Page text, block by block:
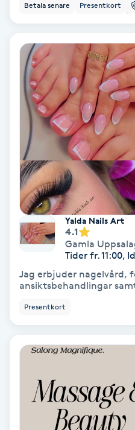
Fransar
Fransborttagning
Fransfärgning
Fransförlängning
Fransförlängning Megavolym
Fransförlängning Volym
Fransk manikyr
Fransrengöring
Frekvensterapi
Friskvård
Friskvårdsmassage
Funktionsanalys
Betala senare Presentkort
Yalda Nails Art
4.1
Gamla
Tider fr. 11:00,
Jag erbjuder nagelvård,
ansiktsbehandlingar
Presentkort